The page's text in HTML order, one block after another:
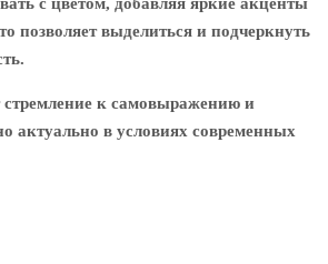
позволяет выделиться и подчеркнуть
к самовыражению и
актуально в условиях современных